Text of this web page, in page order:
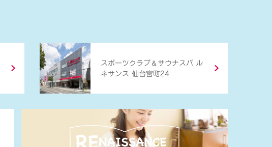
スポーツクラブ ＆ サウナスパ ル
ネサンス 仙台宮町24